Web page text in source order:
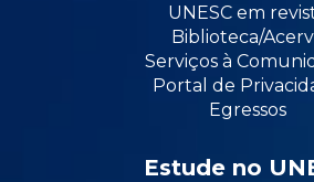
UNESC em
Biblioteca/
Serviços à
Portal de
Egressos
Estude no